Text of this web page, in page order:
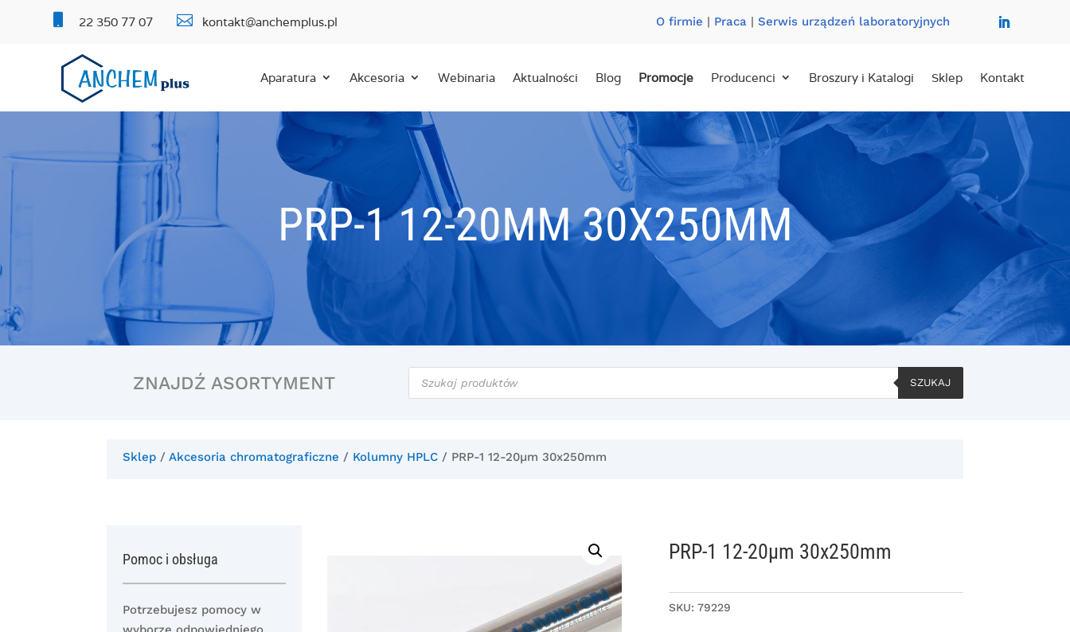
22 350 77 07  kontakt@anchemplus.pl O firmie | Praca| Serwis urządzeń laboratoryjnych
Aparatura Akcesoria Webinaria Aktualności Blog Promocje Producenci Broszury i Katalogi Sklep Kontakt
PRP-1 12-20ΜM 30X250MM
ZNAJDŹ ASORTYMENT
Wyszukiwarka
produktów
SZUKAJ
Sklep /Akcesoria chromatograficzne / Kolumny HPLC / PRP-1 12-20µm 30x250mm
Pomoc i obsługa
Potrzebujesz pomocy w
PRP-1 12-20µm 30x250mm
SKU:79229